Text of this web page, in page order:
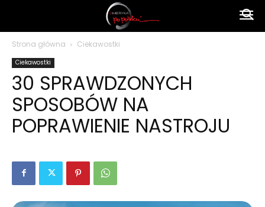
polsku
Strona główna Ciekawostki
Ciekawostki
30 SPRAWDZONYCH
SPOSOBÓW NA
POPRAWIENIE NASTROJU